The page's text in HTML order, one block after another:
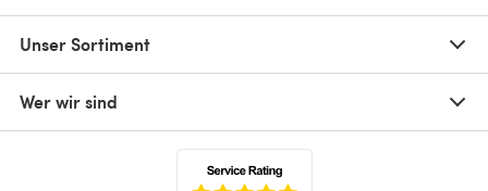
Unser Sortiment
Wer wir sind